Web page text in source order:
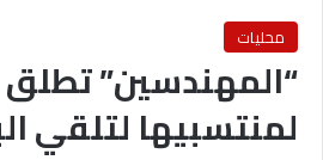
محليات
“المهندسين”
لمنتسبيها لتلقي